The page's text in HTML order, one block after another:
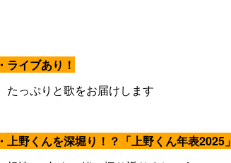
・ライブあり！
たっぷりと歌をお届けします
・上野くんを深堀り！？「上野くん年表2025」